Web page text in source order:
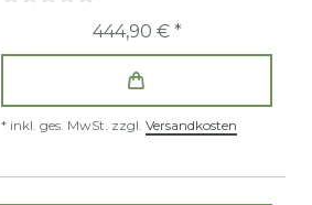
444,90 € *
* inkl. ges. MwSt. zzgl. Versandkosten